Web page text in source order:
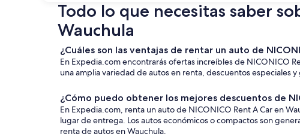
Todo lo que necesitas saber
Wauchula
¿Cuáles son las ventajas de rentar un auto de
En Expedia.com encontrarás ofertas increíbles de NICONICO
una amplia variedad de autos en renta, descuentos especiales
¿Cómo puedo obtener los mejores descuentos de
En Expedia.com, renta un auto de NICONICO Rent A Car en
lugar de entrega. Los autos económicos o compactos son
renta de autos en Wauchula.